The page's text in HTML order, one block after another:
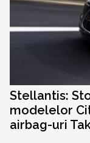
Stellantis:
modelelor
airbag-uri